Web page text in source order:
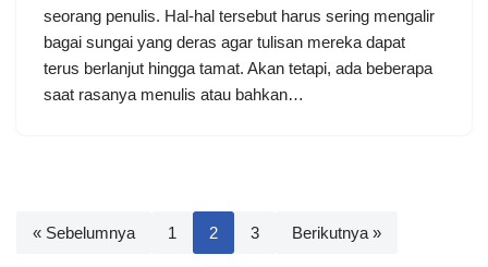
seorang penulis. Hal-hal tersebut harus sering mengalir
bagai sungai yang deras agar tulisan mereka dapat
terus berlanjut hingga tamat. Akan tetapi, ada beberapa
saat rasanya menulis atau bahkan…
« Sebelumnya 1 2 3 Berikutnya »